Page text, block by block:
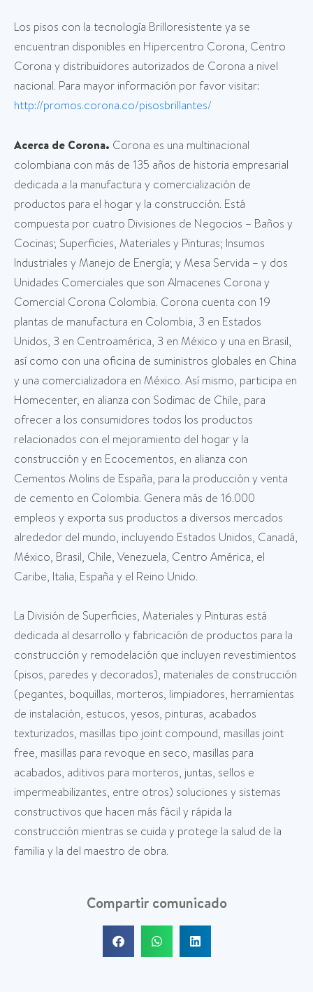
Los pisos con la tecnología Brilloresistente ya se
encuentran disponibles en Hipercentro Corona, Centro
Corona y distribuidores autorizados de Corona a nivel
nacional. Para mayor información por favor visitar:
http://promos.corona.co/pisosbrillantes/
Acerca de Corona. Corona es una multinacional
colombiana con más de 135 años de historia empresarial
dedicada a la manufactura y comercialización de
productos para el hogar y la construcción. Está
compuesta por cuatro Divisiones de Negocios – Baños y
Cocinas; Superficies, Materiales y Pinturas; Insumos
Industriales y Manejo de Energía; y Mesa Servida – y dos
Unidades Comerciales que son Almacenes Corona y
Comercial Corona Colombia. Corona cuenta con 19
plantas de manufactura en Colombia, 3 en Estados
Unidos, 3 en Centroamérica, 3 en México y una en Brasil,
así como con una oficina de suministros globales en China
y una comercializadora en México. Así mismo, participa en
Homecenter, en alianza con Sodimac de Chile, para
ofrecer a los consumidores todos los productos
relacionados con el mejoramiento del hogar y la
construcción y en Ecocementos, en alianza con
Cementos Molins de España, para la producción y venta
de cemento en Colombia. Genera más de 16.000
empleos y exporta sus productos a diversos mercados
alrededor del mundo, incluyendo Estados Unidos, Canadá,
México, Brasil, Chile, Venezuela, Centro América, el
Caribe, Italia, España y el Reino Unido.
La División de Superficies, Materiales y Pinturas está
dedicada al desarrollo y fabricación de productos para la
construcción y remodelación que incluyen revestimientos
(pisos, paredes y decorados), materiales de construcción
(pegantes, boquillas, morteros, limpiadores, herramientas
de instalación, estucos, yesos, pinturas, acabados
texturizados, masillas tipo joint compound, masillas joint
free, masillas para revoque en seco, masillas para
acabados, aditivos para morteros, juntas, sellos e
impermeabilizantes, entre otros) soluciones y sistemas
constructivos que hacen más fácil y rápida la
construcción mientras se cuida y protege la salud de la
familia y la del maestro de obra.
Compartir comunicado